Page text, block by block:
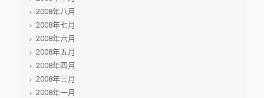
2008年八月
2008年七月
2008年六月
2008年五月
2008年四月
2008年三月
2008年一月